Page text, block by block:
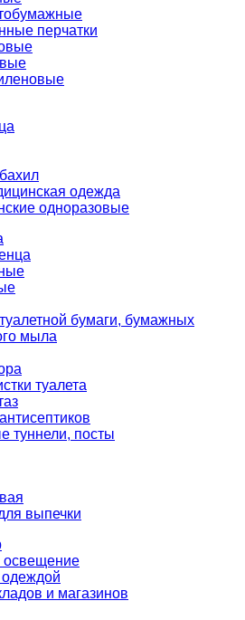
перчатки
одежда
одноразовые
бумаги, бумажных
мыла
туалета
туннели, посты
выпечки
освещение
одеждой
и магазинов